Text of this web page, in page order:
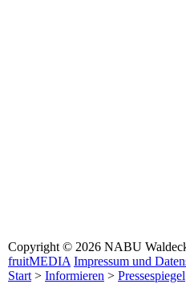
Copyright © 2026 NABU
fruitMEDIA Impressum und
Start> Informieren > Pressespiegel